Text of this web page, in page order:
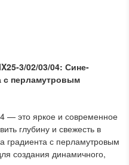
3/02/03/04: Сине-
с перламутровым
— это яркое и современное
глубину и свежесть в
градиента с перламутровым
создания динамичного,